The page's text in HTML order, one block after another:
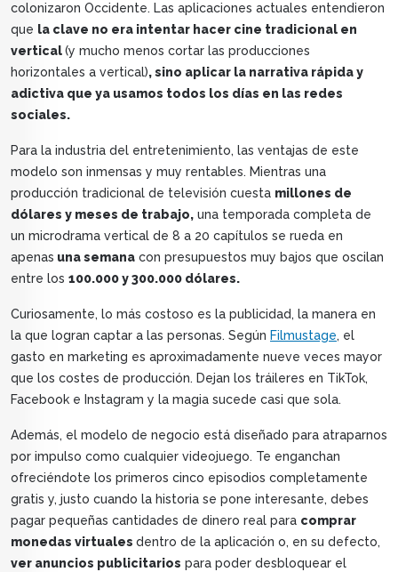
colonizaron Occidente. Las aplicaciones actuales entendieron
que la clave no era intentar hacer cine tradicional en
vertical(y mucho menos cortar las producciones
horizontales a vertical), sino aplicar la narrativa rápida y
adictiva que ya usamos todos los días en las redes
sociales.
Para la industria del entretenimiento, las ventajas de este
modelo son inmensas y muy rentables. Mientras una
producción tradicional de televisión cuesta millones de
dólares y meses de trabajo, una temporada completa de
un microdrama vertical de 8 a 20 capítulos se rueda en
apenas una semana con presupuestos muy bajos que oscilan
entre los 100.000 y 300.000 dólares.
Curiosamente, lo más costoso es la publicidad, la manera en
la que logran captar a las personas. Según Filmustage, el
gasto en marketing es aproximadamente nueve veces mayor
que los costes de producción. Dejan los tráileres en TikTok,
Facebook e Instagram y la magia sucede casi que sola.
Además, el modelo de negocio está diseñado para atraparnos
por impulso como cualquier videojuego. Te enganchan
ofreciéndote los primeros cinco episodios completamente
gratis y, justo cuando la historia se pone interesante, debes
pagar pequeñas cantidades de dinero real para comprar
monedas virtuales dentro de la aplicación o, en su defecto,
ver anuncios publicitarios para poder desbloquear el